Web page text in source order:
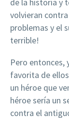
volvieran
problemas y el
terrible!
Pero entonces,
favorita de
un héroe que
héroe sería un
contra el